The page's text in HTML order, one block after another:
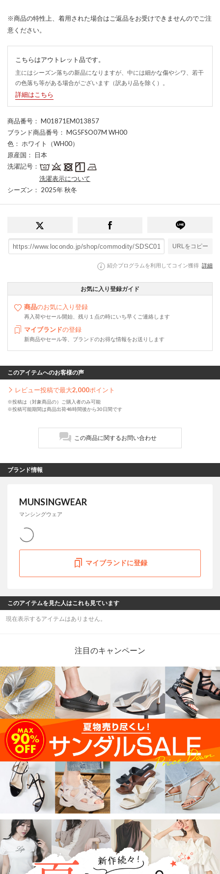
※商品の特性上、着用された場合はご返品をお受けできませんのでご注
意ください。
こちらはアウトレット品です。
主にはシーズン落ちの新品になりますが、中には細かな傷やシワ、若干
の色落ち等がある場合がございます（訳あり品を除く）。
詳細はこちら
商品番号 ： M01871EM013857
ブランド商品番号 ： MG5FSO07M WH00
色 ： ホワイト（WH00）
原産国 ： 日本
洗濯記号 ：
洗濯表示について
シーズン ： 2025年 秋冬
URLをコピー
紹介プログラムを利用してコイン獲得 詳細
お気に入り登録ガイド
商品のお気に入り登録
再入荷やセール開始、残り１点の時にいち早くご連絡します
マイブランドの登録
新商品やセール等、ブランドのお得な情報をお送りします
このアイテムへのお客様の声
レビュー投稿で最大2,000ポイント
※投稿は（対象商品の）ご購入者のみ可能
※投稿可能期間は商品出荷48時間後から30日間です
この商品に関するお問い合わせ
ブランド情報
MUNSINGWEAR
マンシングウェア
マイブランドに登録
このアイテムを見た人はこれも見ています
現在表示するアイテムはありません。
注目のキャンペーン